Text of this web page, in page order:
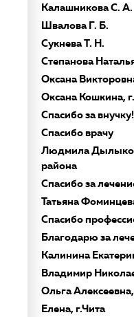
Калашникова С. А.
Швалова Г. Б.
Сукнева Т. Н.
Степанова
Оксана
Оксана Кошкина,
Спасибо за внучку!
Спасибо врачу
Людмила
района
Спасибо за
Татьяна
Спасибо
Благодарю за
Калинина
Владимир
Ольга
Елена, г.Чита